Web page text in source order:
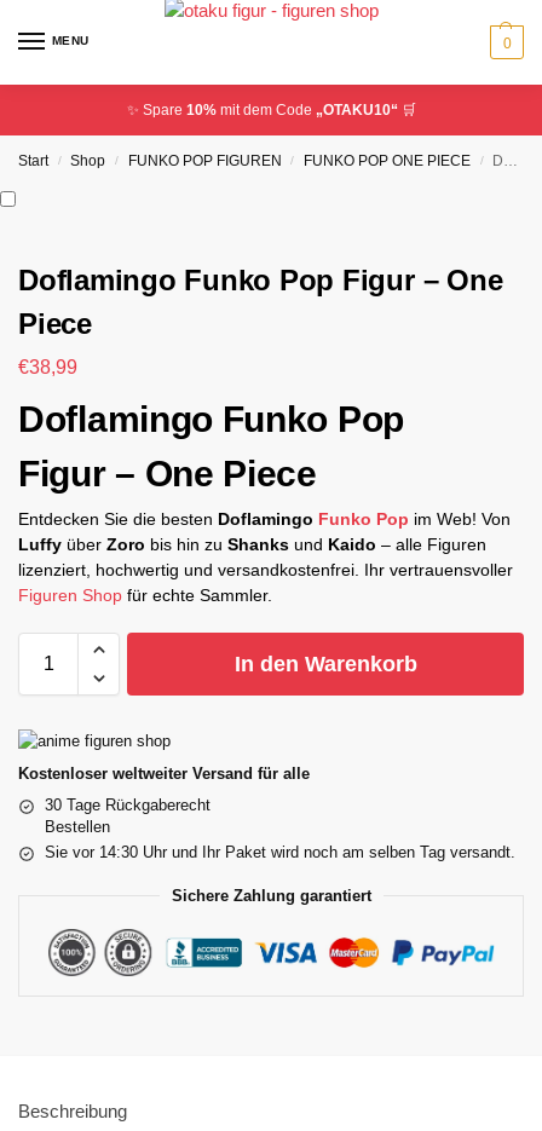
MENU 0
✨ Spare 10%mit dem Code „OTAKU10“ 🛒
Start / Shop / FUNKO POP FIGUREN / FUNKO POP ONE PIECE / Doflamingo Funko Pop Figur – One Piece
Doflamingo Funko Pop Figur – One
Piece
€38,99
Doflamingo Funko Pop
Figur – One Piece
Entdecken Sie die besten Doflamingo Funko Pop im Web! Von
Luffy über Zoro bis hin zu Shanks und Kaido – alle Figuren
lizenziert, hochwertig und versandkostenfrei. Ihr vertrauensvoller
Figuren Shop für echte Sammler.
In den Warenkorb
Kostenloser weltweiter Versand für alle
30 Tage Rückgaberecht
Bestellen
Sie vor 14:30 Uhr und Ihr Paket wird noch am selben Tag versandt.
Sichere Zahlung garantiert
Beschreibung